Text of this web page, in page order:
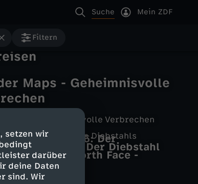
setzen wir
darüber
deine Daten
sind. Wir
Suche Mein ZDF
Filtern
& Meyer-Burckhardts
Maps - Geheimnisvolle
Maps - Geheimnisvolle Verbrechen
in Berlin 1926: Der
‧ Die Kunst des Diebstahls
Oslo, 1994 – Der Diebstahl
Meisterwerks
und The North Face -
der Hype um Techwear? --